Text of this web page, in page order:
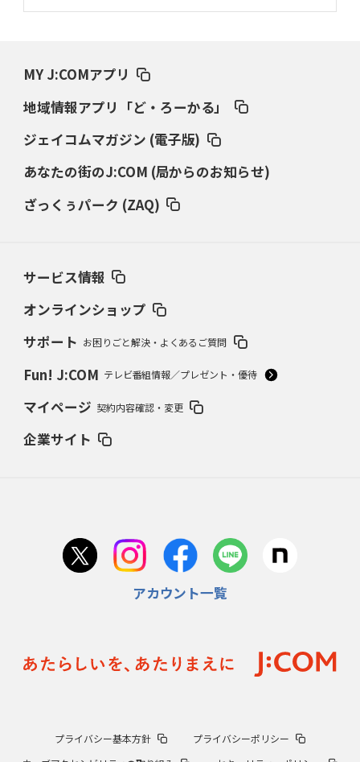
MY J:COMアプリ
地域情報アプリ「ど・ろーかる」
ジェイコムマガジン (電子版)
あなたの街のJ:COM (局からのお知らせ)
ざっくぅパーク (ZAQ)
サービス情報
オンラインショップ
サポート お困りごと解決・よくあるご質問
Fun! J:COM テレビ番組情報／プレゼント・優待
マイページ 契約内容確認・変更
企業サイト
アカウント一覧
プライバシー基本方針
プライバシーポリシー